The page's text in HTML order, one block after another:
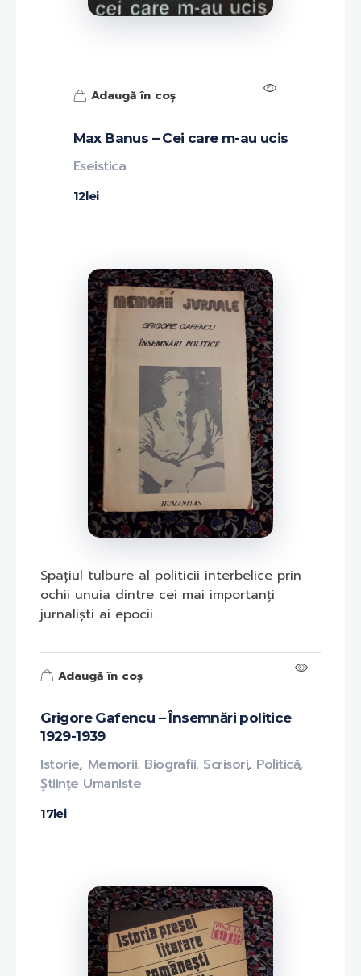
Max Banus – Cei care m-au ucis
12lei
Eseistica
Adaugă în coș
Grigore Gafencu – Însemnări politice
1929-1939
17lei
Istorie, Memorii. Biografii. Scrisori, Politică,
Științe Umaniste
Spațiul tulbure al politicii interbelice prin
ochii unuia dintre cei mai importanți
jurnaliști ai epocii.
Adaugă în coș